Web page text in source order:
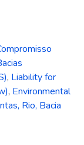
, Liability for
, Environmental
Rio, Bacia